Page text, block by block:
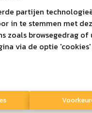
partijen
in te stemmen met
browsegedrag of
via de optie